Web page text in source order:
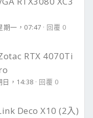
期一，07:47
回覆 0
RTX 4070Ti
日，14:38
回覆 0
Deco X10 (2入)